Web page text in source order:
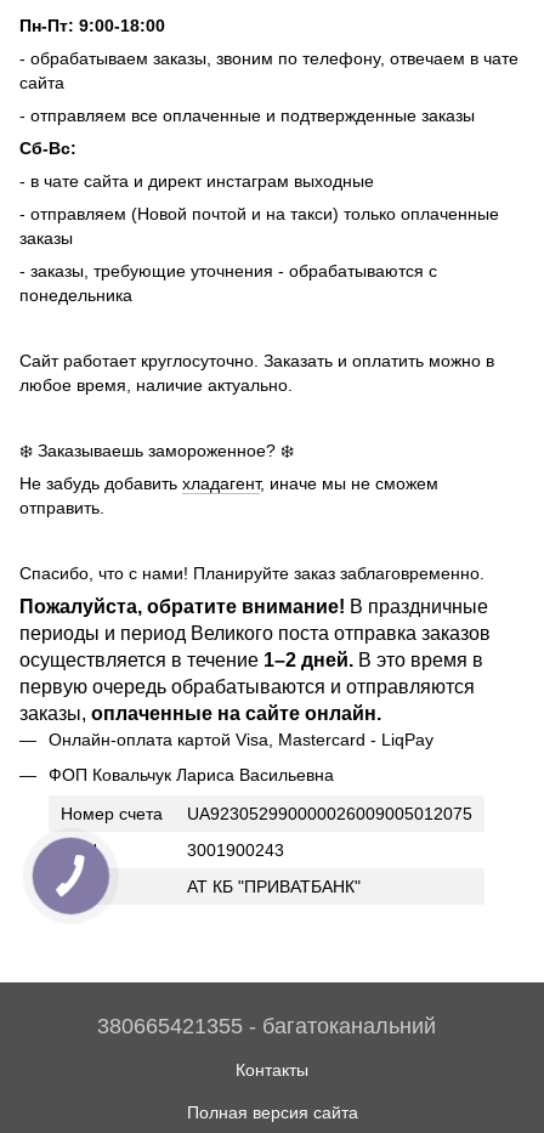
Пн-Пт: 9:00-18:00
- обрабатываем заказы, звоним по телефону, отвечаем в чате
сайта
- отправляем все оплаченные и подтвержденные заказы
Сб-Вс:
- в чате сайта и директ инстаграм выходные
- отправляем (Новой почтой и на такси) только оплаченные
заказы
- заказы, требующие уточнения - обрабатываются с
понедельника
Сайт работает круглосуточно. Заказать и оплатить можно в
любое время, наличие актуально.
❄️ Заказываешь замороженное? ❄️
Не забудь добавить хладагент, иначе мы не сможем
отправить.
Спасибо, что с нами! Планируйте заказ заблаговременно.
Пожалуйста, обратите внимание! В праздничные
периоды и период Великого поста отправка заказов
осуществляется в течение 1–2 дней. В это время в
первую очередь обрабатываются и отправляются
заказы, оплаченные на сайте онлайн.
Онлайн-оплата картой Visa, Mastercard - LiqPay
ФОП Ковальчук Лариса Васильевна
Номер счета
UA923052990000026009005012075
ИНН
3001900243
Банк
АТ КБ "ПРИВАТБАНК"
380665421355 - багатоканальний
Контакты
Полная версия сайта